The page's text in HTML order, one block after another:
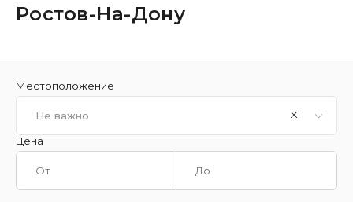
Ростов-На-Дону
Местоположение
Не важно
Цена